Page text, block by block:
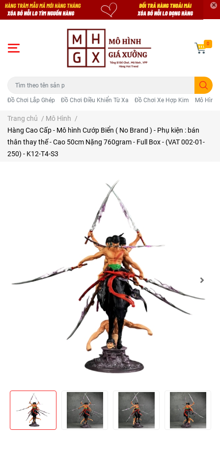
Đồ Chơi Lắp Ghép Đồ Chơi Điều Khiển Từ Xa Đồ Chơi Xe Hợp Kim Mô Hình
0
Trang chủ / Mô Hình /
Hàng Cao Cấp - Mô hình Cướp Biển ( No Brand ) - Phụ kiện : bán
thân thay thế - Cao 50cm Nặng 760gram - Full Box - (VAT 002-01-
250) - K12-T4-S3